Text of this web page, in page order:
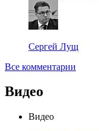
Сергей Лущ
Все комментарии
Видео
Видео